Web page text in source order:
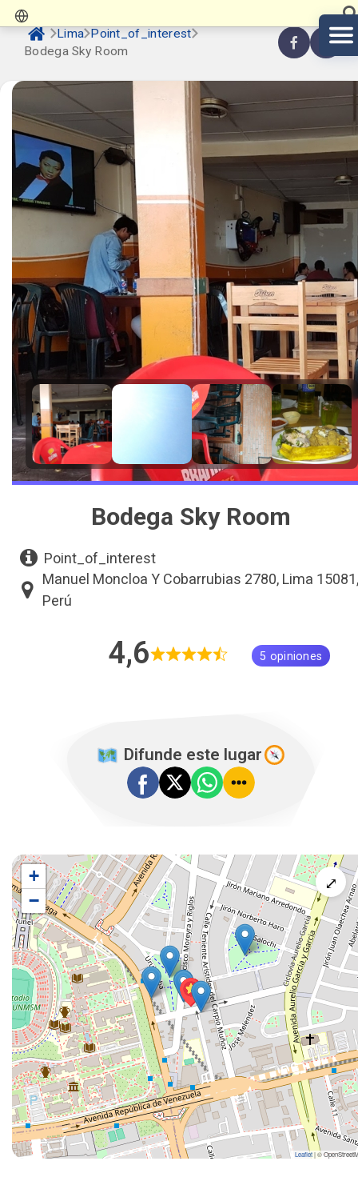
Lima Point_of_interest
Bodega Sky Room
Bodega Sky Room
Point_of_interest
Manuel Moncloa Y Cobarrubias 2780, Lima 15081,
Perú
4,6 5 opiniones
️ Difunde este lugar
⤢
+
−
Leaflet|©